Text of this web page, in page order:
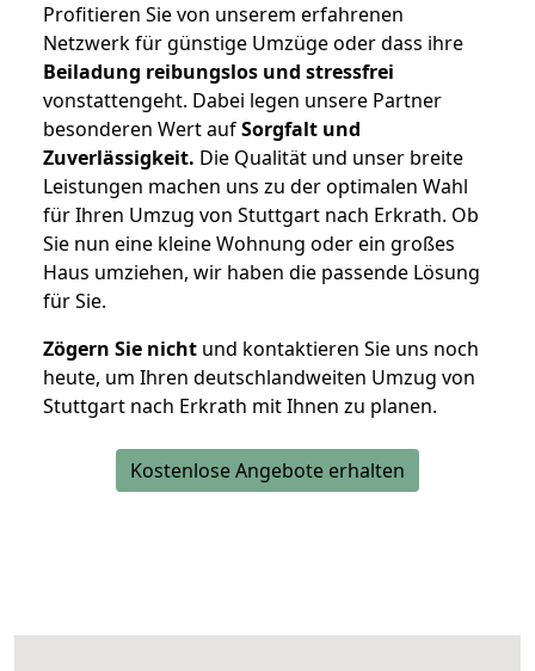
Profitieren Sie von unserem erfahrenen
Netzwerk für günstige Umzüge oder dass ihre
Beiladung reibungslos und stressfrei
vonstattengeht. Dabei legen unsere Partner
besonderen Wert aufSorgfalt und
Zuverlässigkeit. Die Qualität und unser breite
Leistungen machen uns zu der optimalen Wahl
für Ihren Umzug von Stuttgart nach Erkrath. Ob
Sie nun eine kleine Wohnung oder ein großes
Haus umziehen, wir haben die passende Lösung
für Sie.
Zögern Sie nicht und kontaktieren Sie uns noch
heute, um Ihren deutschlandweiten Umzug von
Stuttgart nach Erkrath mit Ihnen zu planen.
Kostenlose Angebote erhalten